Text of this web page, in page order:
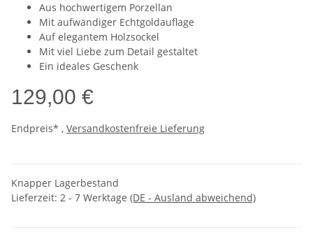
Aus hochwertigem Porzellan
Mit aufwändiger Echtgoldauflage
Auf elegantem Holzsockel
Mit viel Liebe zum Detail gestaltet
Ein ideales Geschenk
129,00 €
Endpreis* , Versandkostenfreie Lieferung
Knapper Lagerbestand
Lieferzeit: 2 - 7 Werktage (DE - Ausland abweichend)